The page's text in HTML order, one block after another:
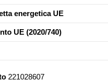
energetica UE
UE (2020/740)
221028607